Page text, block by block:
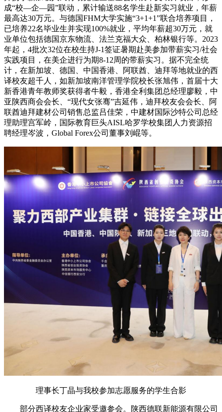
成“校—企—园”联动，累计输送88名学生赴新实习就业，年薪
最高达30万元。与德国FHM大学实施“3+1+1”联合培养项目，
已培养22名毕业生并实现100%就业，平均年薪超30万元，就
业单位包括德国京东物流、法兰克福大众、柏林银行等。2023
年起，4批次32位在校生持J-1签证暑期赴美参加带薪实习/社会
实践项目，在美企进行为期8-12周的带薪实习。据不完全统
计，在新加坡、德国、中国香港、阿联酋、迪拜等地就业的西
译校友超千人，如新加坡南洋管理学院校长张旭伟，首届十大
新香港青年教师奖获得者牛毅，香港全利集团总经理廖毅，中
亚陕西商会会长、“现代女张骞”吉延伟，迪拜校友会会长、阿
联酋迪拜建材公司销售总监吕佳荣，中建材国际沙特公司总经
理助理宫军岭，国际教育巨头AISL哈罗学校集团人力资源招
聘经理岑波，Global Forex公司董事刘崐等。
理事长丁晶与我校参加志愿服务的学生合影
部分西译校友企业家受邀参会。陕西德联新能源有限公司